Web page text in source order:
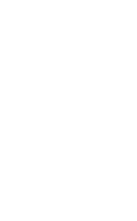
koncert
bil zelo
Koncert
bodo
Na